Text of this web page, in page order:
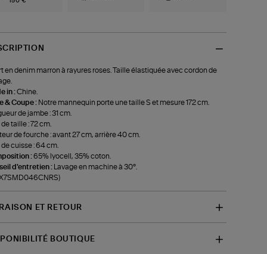
en denim marron à rayures roses. Taille élastiquée avec cordon de
in :Chine.
& Coupe : Notre mannequin porte une taille S et mesure 172 cm.
de jambe : 31 cm.
taille : 72 cm.
de fourche : avant 27 cm, arrière 40 cm.
de cuisse : 64 cm.
:65% lyocell, 35% coton.
d'entretien :
Lavage en machine à 30°.
ET RETOUR
BOUTIQUE